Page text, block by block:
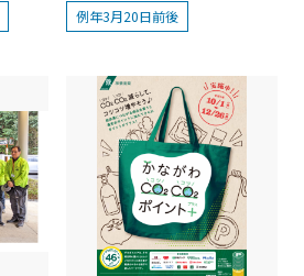
例年3月20日前後